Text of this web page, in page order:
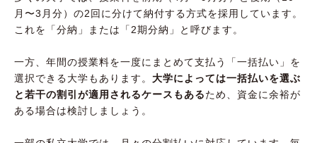
月〜3月分）の2回に分けて納付する方式を採用しています。
これを「分納」または「2期分納」と呼びます。
一方、年間の授業料を一度にまとめて支払う「一括払い」を
選択できる大学もあります。 大学によっては一括払いを選ぶ
と若干の割引が適用されるケースもあるため、資金に余裕が
ある場合は検討しましょう。